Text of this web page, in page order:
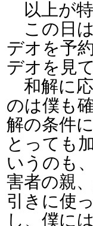
以上が
この日
デオを予
デオを見
和解に
のは僕も
解の条件
とっても
いうのも
害者の親
引きに使
し、僕に